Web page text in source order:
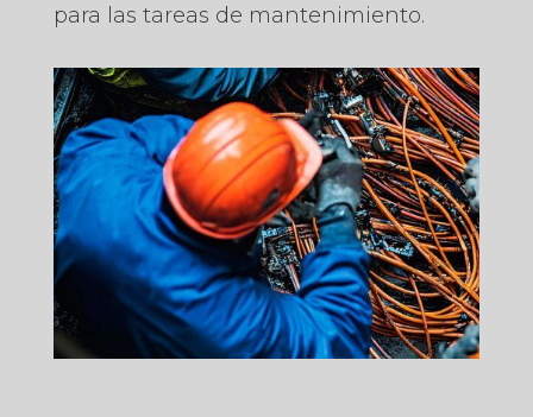
para las tareas de mantenimiento.